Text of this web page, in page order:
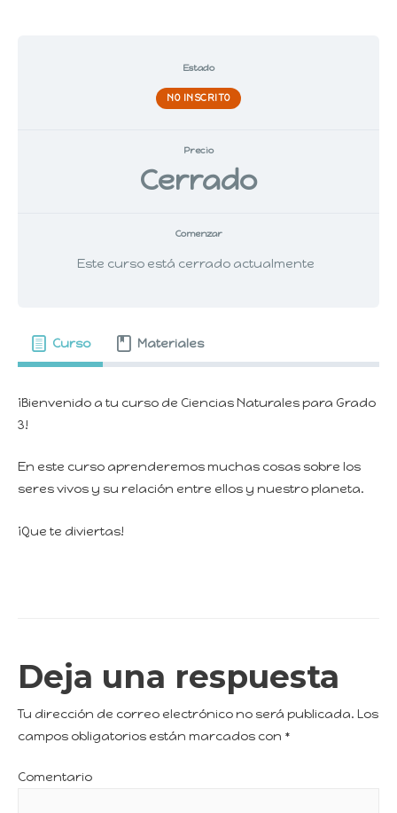
Estado
NO INSCRITO
Precio
Cerrado
Comenzar
Este curso está cerrado actualmente
Curso Materiales
¡Bienvenido a tu curso de Ciencias Naturales para Grado
3!
En este curso aprenderemos muchas cosas sobre los
seres vivos y su relación entre ellos y nuestro planeta.
¡Que te diviertas!
Deja una respuesta
Tu dirección de correo electrónico no será publicada. Los
campos obligatorios están marcados con *
Comentario